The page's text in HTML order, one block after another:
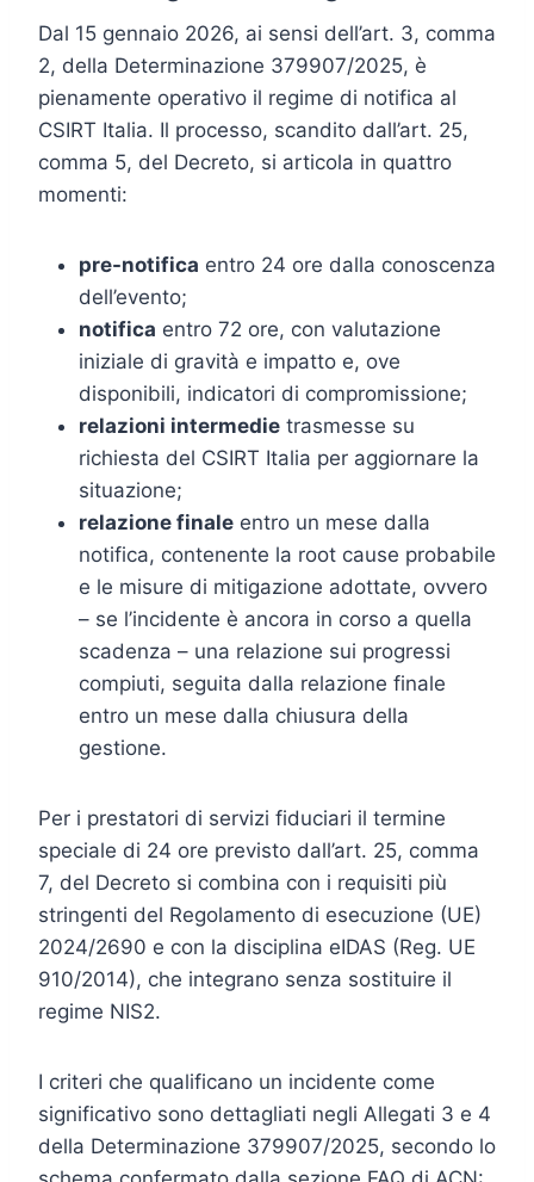
Dal 15 gennaio 2026, ai sensi dell’art. 3, comma
2, della Determinazione 379907/2025, è
pienamente operativo il regime di notifica al
CSIRT Italia. Il processo, scandito dall’art. 25,
comma 5, del Decreto, si articola in quattro
momenti:
pre-notifica entro 24 ore dalla conoscenza
dell’evento;
notifica entro 72 ore, con valutazione
iniziale di gravità e impatto e, ove
disponibili, indicatori di compromissione;
relazioni intermedie trasmesse su
richiesta del CSIRT Italia per aggiornare la
situazione;
relazione finale entro un mese dalla
notifica, contenente la root cause probabile
e le misure di mitigazione adottate, ovvero
– se l’incidente è ancora in corso a quella
scadenza – una relazione sui progressi
compiuti, seguita dalla relazione finale
entro un mese dalla chiusura della
gestione.
Per i prestatori di servizi fiduciari il termine
speciale di 24 ore previsto dall’art. 25, comma
7, del Decreto si combina con i requisiti più
stringenti del Regolamento di esecuzione (UE)
2024/2690 e con la disciplina eIDAS (Reg. UE
910/2014), che integrano senza sostituire il
regime NIS2.
I criteri che qualificano un incidente come
significativo sono dettagliati negli Allegati 3 e 4
della Determinazione 379907/2025, secondo lo